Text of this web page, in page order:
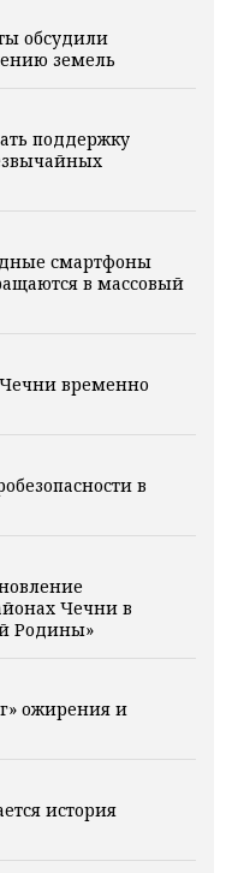
обсудили
земель
поддержку
смартфоны
в массовый
Чечни временно
в
Чечни в
Родины»
ожирения и
история